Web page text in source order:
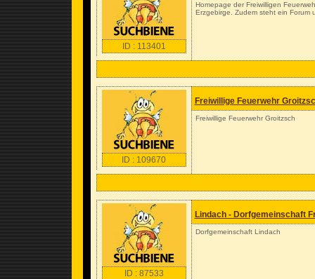
ID : 113401
Homepage der Freiwilligen
Erzgebirge. Zudem steht ein Forum
ID : 109670
Freiwillige Feuerwehr
Freiwillige Feuerwehr Groitzsch
ID : 87533
Lindach - Dorfgemeinschaft
Dorfgemeinschaft Lindach